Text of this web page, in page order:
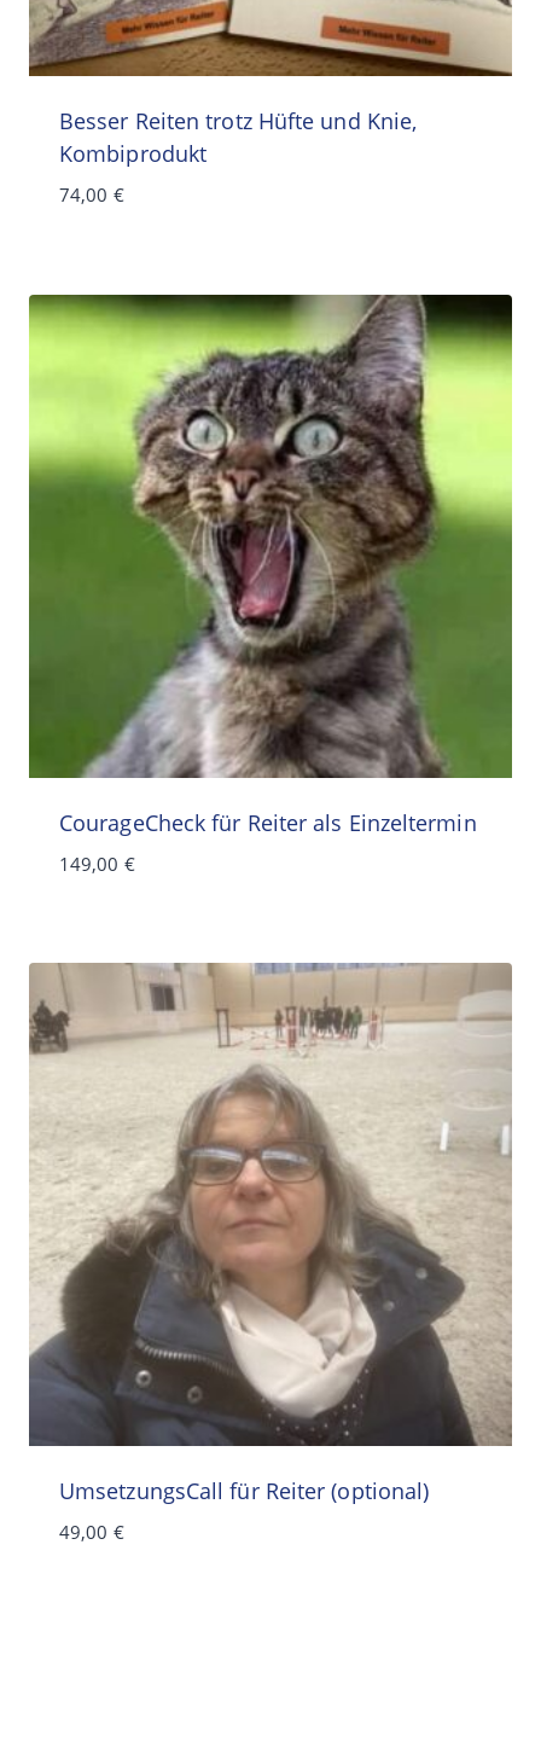
Besser Reiten trotz Hüfte und Knie,
Kombiprodukt
74,00 €
CourageCheck für Reiter als Einzeltermin
149,00 €
UmsetzungsCall für Reiter (optional)
49,00 €